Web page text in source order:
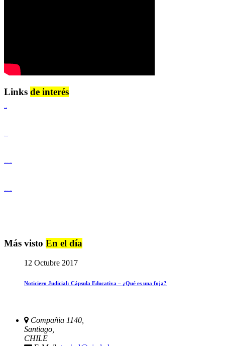
Links de interés
Más visto En el día
12 Octubre 2017
Noticiero Judicial: Cápsula Educativa – ¿Qué es una foja?
Compañia 1140,
Santiago,
CHILE